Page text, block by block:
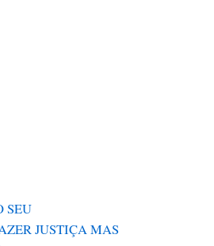
SEU
JUSTIÇA MAS